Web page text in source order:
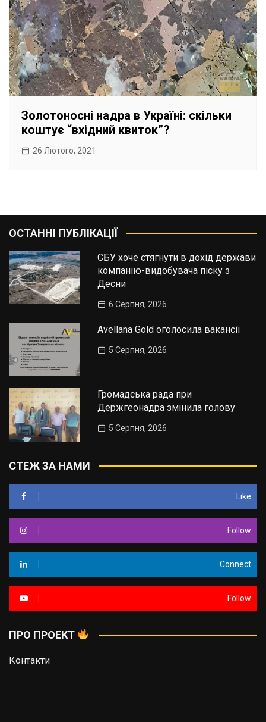
Золотоносні надра в Україні: скільки
коштує “вхідний квиток”?
26 Лютого, 2021
ОСТАННІ ПУБЛІКАЦІЇ
СБУ хоче стягнути в дохід держави
компанію-видобувача піску з
Десни
6 Серпня, 2026
Avellana Gold оголосила вакансії
5 Серпня, 2026
Громадська рада при
Держгеонадра змінила голову
5 Серпня, 2026
СТЕЖ ЗА НАМИ
Like
Follow
Connect
Follow
ПРО ПРОЕКТ
Контакти